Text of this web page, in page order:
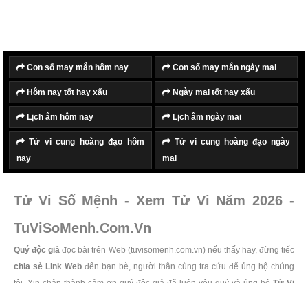
Giêng.
Con số may mắn hôm nay Con số may mắn ngày mai
Hôm nay tốt hay xấu Ngày mai tốt hay xấu
Lịch âm hôm nay Lịch âm ngày mai
Tử vi cung hoàng đạo hôm
nay
Tử vi cung hoàng đạo ngày
mai
Tử Vi Số Mệnh - Xem Tử Vi Năm 2026 -
TuViSoMenh.Com.Vn
Quý độc giả đọc bài trên Web (tuvisomenh.com.vn) nếu thấy hay, đừng tiếc
chia sẻ Link Web đến bạn bè, người thân cùng tra cứu để ủng hộ chúng